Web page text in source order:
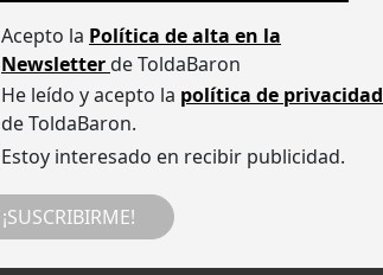
Acepto la Política de alta en la
Newsletterde ToldaBaron
He leído y acepto la política de privacidad
de ToldaBaron.
Estoy interesado en recibir publicidad.
¡SUSCRIBIRME!